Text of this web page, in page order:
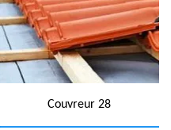
Couvreur 28